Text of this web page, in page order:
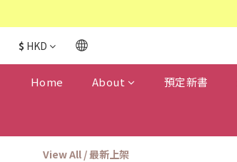
$ HKD
Home About 預定新書
View All /最新上架